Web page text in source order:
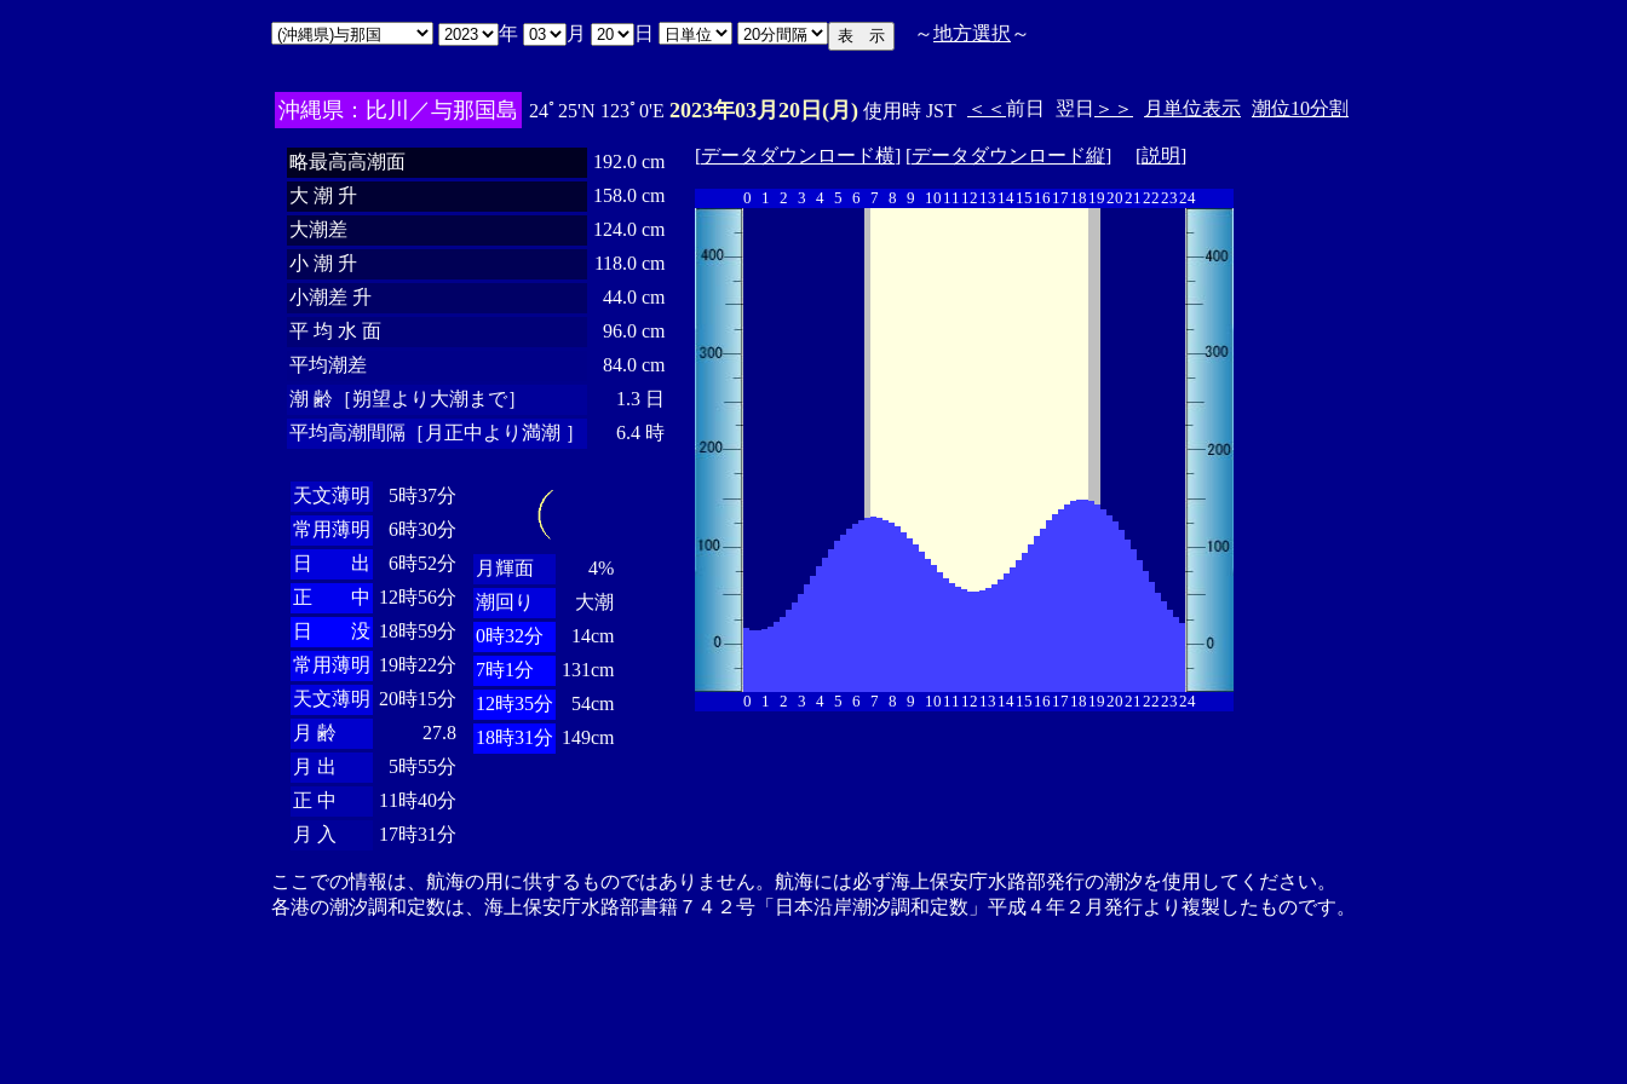
年 月 日 ～地方選択 ～
沖縄県：比川／与那国島 24ﾟ25'N 123ﾟ0'E 2023年03月20日(月) 使用時 JST ＜＜ 前日 翌日 ＞＞ 月単位表示 潮位10分割
略最高高潮面
192.0 cm
大 潮 升
158.0 cm
大潮差
124.0 cm
小 潮 升
118.0 cm
小潮差 升
44.0 cm
平 均 水 面
96.0 cm
平均潮差
84.0 cm
潮 齢［朔望より大潮まで］
1.3 日
平均高潮間隔［月正中より満潮 ］
6.4 時
天文薄明
5時37分
常用薄明
6時30分
日 出
6時52分
正 中 12時56分
日 没 18時59分
常用薄明 19時22分
天文薄明 20時15分
月 齢
27.8
月 出
5時55分
正 中
11時40分
月 入
17時31分
月輝面
4%
潮回り
大潮
0時32分
14cm
7時1分
131cm
12時35分
54cm
18時31分 149cm
[データダウンロード横] [データダウンロード縦] [説明]
0 1 2 3 4 5 6 7 8 9 10 11 12 13 1415 16 17 18 192021222324
0 1 2 3 4 5 6 7 8 9 10 11 12 13 1415 16 17 18 192021222324
ここでの情報は、航海の用に供するものではありません。航海には必ず海上保安庁水路部発行の潮汐を使用してください。
各港の潮汐調和定数は、海上保安庁水路部書籍７４２号「日本沿岸潮汐調和定数」平成４年２月発行より複製したものです。